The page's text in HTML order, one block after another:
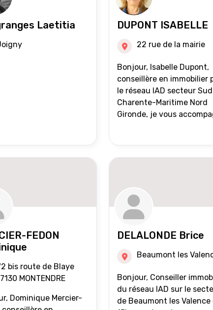
Laetitia DUPONT ISABELLE
22 rue de la mairie
Bonjour, Isabelle Dupont,
conseillère en immobilier
le réseau IAD secteur Sud
Charente-Maritime Nord
Gironde, je vous
FEDON
bis route de Blaye
MONTENDRE
Dominique Mercier-
DELALONDE Brice
Beaumont les
Bonjour, Conseiller immobilier
du réseau IAD sur le
de Beaumont les Valence